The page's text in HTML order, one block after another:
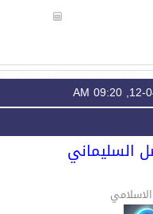
السليماني